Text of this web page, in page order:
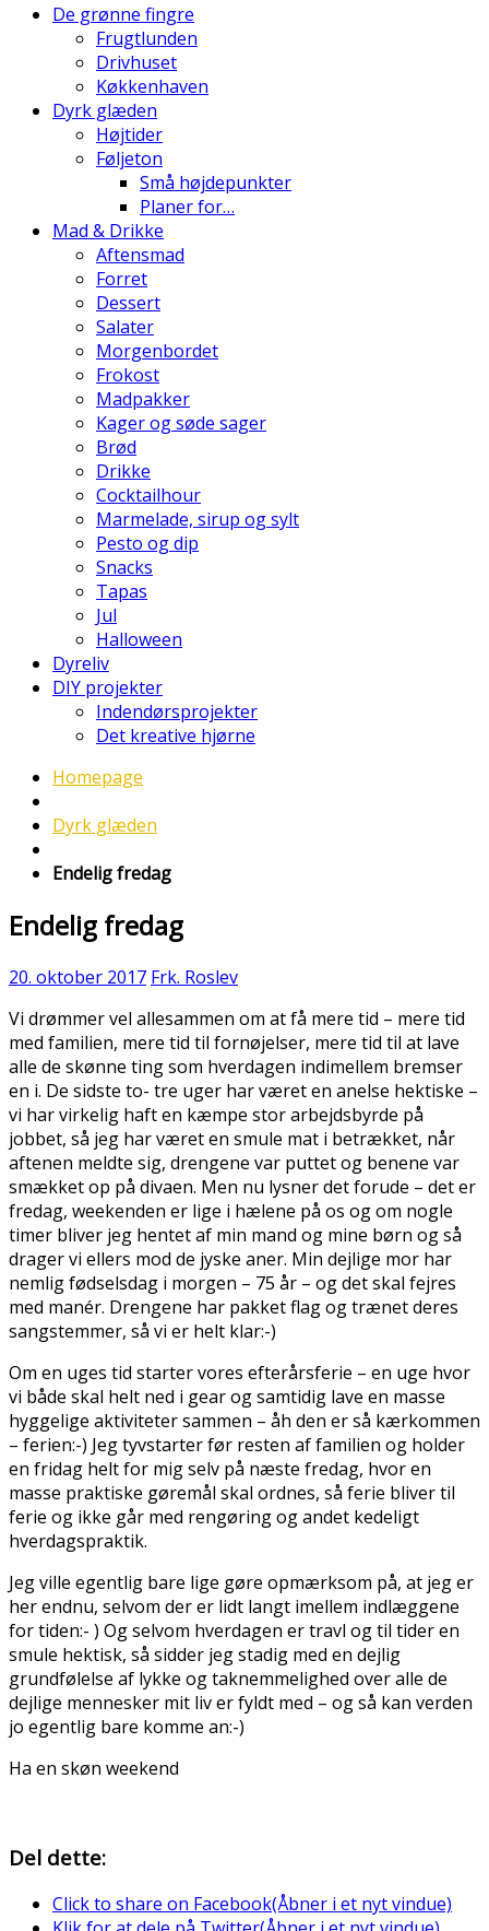
De grønne fingre
Frugtlunden
Drivhuset
Køkkenhaven
Dyrk glæden
Højtider
Føljeton
Små højdepunkter
Planer for…
Mad & Drikke
Aftensmad
Forret
Dessert
Salater
Morgenbordet
Frokost
Madpakker
Kager og søde sager
Brød
Drikke
Cocktailhour
Marmelade, sirup og sylt
Pesto og dip
Snacks
Tapas
Jul
Halloween
Dyreliv
DIY projekter
Indendørsprojekter
Det kreative hjørne
Homepage
Dyrk glæden
Endelig fredag
Endelig fredag
20. oktober 2017 Frk. Roslev
Vi drømmer vel allesammen om at få mere tid – mere tid
med familien, mere tid til fornøjelser, mere tid til at lave
alle de skønne ting som hverdagen indimellem bremser
en i. De sidste to- tre uger har været en anelse hektiske –
vi har virkelig haft en kæmpe stor arbejdsbyrde på
jobbet, så jeg har været en smule mat i betrækket, når
aftenen meldte sig, drengene var puttet og benene var
smækket op på divaen. Men nu lysner det forude – det er
fredag, weekenden er lige i hælene på os og om nogle
timer bliver jeg hentet af min mand og mine børn og så
drager vi ellers mod de jyske aner. Min dejlige mor har
nemlig fødselsdag i morgen – 75 år – og det skal fejres
med manér. Drengene har pakket flag og trænet deres
sangstemmer, så vi er helt klar:-)
Om en uges tid starter vores efterårsferie – en uge hvor
vi både skal helt ned i gear og samtidig lave en masse
hyggelige aktiviteter sammen – åh den er så kærkommen
– ferien:-) Jeg tyvstarter før resten af familien og holder
en fridag helt for mig selv på næste fredag, hvor en
masse praktiske gøremål skal ordnes, så ferie bliver til
ferie og ikke går med rengøring og andet kedeligt
hverdagspraktik.
Jeg ville egentlig bare lige gøre opmærksom på, at jeg er
her endnu, selvom der er lidt langt imellem indlæggene
for tiden:- ) Og selvom hverdagen er travl og til tider en
smule hektisk, så sidder jeg stadig med en dejlig
grundfølelse af lykke og taknemmelighed over alle de
dejlige mennesker mit liv er fyldt med – og så kan verden
jo egentlig bare komme an:-)
Ha en skøn weekend
Del dette:
Click to share on Facebook(Åbner i et nyt vindue)